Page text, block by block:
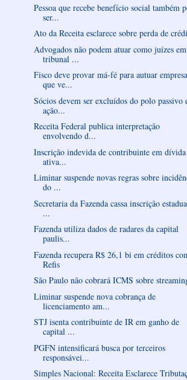
Pessoa que recebe benefício social também
ser...
Ato da Receita esclarece sobre perda de
Advogados não podem atuar como juízes em
tribunal ...
Fisco deve provar má-fé para autuar empresa
que ve...
Sócios devem ser excluídos do polo passivo
ação...
Receita Federal publica interpretação
envolvendo d...
Inscrição indevida de contribuinte em dívida
ativa...
Liminar suspende novas regras sobre
do ...
Secretaria da Fazenda cassa inscrição
...
Fazenda utiliza dados de radares da capital
paulis...
Fazenda recupera R$ 26,1 bi em créditos
Refis
São Paulo não cobrará ICMS sobre
Liminar suspende nova cobrança de
licenciamento am...
STJ isenta contribuinte de IR em ganho de
capital ...
PGFN intensificará busca por terceiros
responsávei...
Simples Nacional: Receita Esclarece